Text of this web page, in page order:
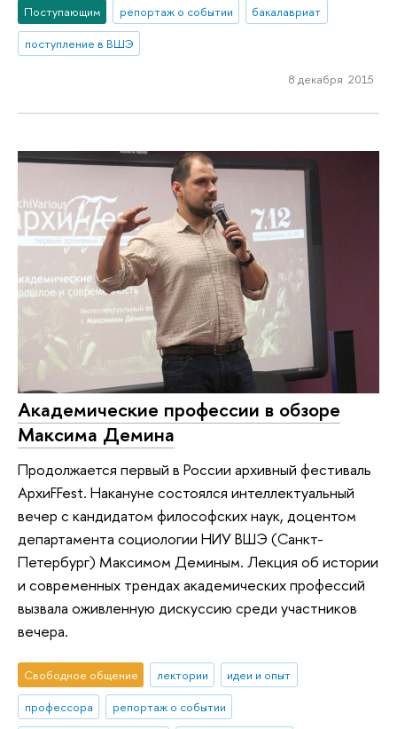
Поступающим репортаж о событии
бакалавриат
поступление в ВШЭ
8 декабря 2015
Академические профессии в обзоре
Максима Демина
Продолжается первый в России архивный фестиваль
АрхиFFest. Накануне состоялся интеллектуальный
вечер с кандидатом философских наук, доцентом
департамента социологии НИУ ВШЭ (Санкт-
Петербург) Максимом Деминым. Лекция об истории
и современных трендах академических профессий
вызвала оживленную дискуссию среди участников
вечера.
Свободное общение лектории
идеи и опыт
профессора
репортаж о событии